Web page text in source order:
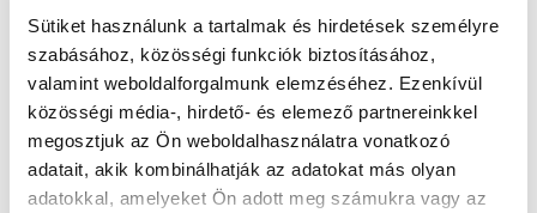
Sütiket használunk a tartalmak és hirdetések személyre
szabásához, közösségi funkciók biztosításához,
valamint weboldalforgalmunk elemzéséhez. Ezenkívül
közösségi média-, hirdető- és elemező partnereinkkel
megosztjuk az Ön weboldalhasználatra vonatkozó
adatait, akik kombinálhatják az adatokat más olyan
adatokkal, amelyeket Ön adott meg számukra vagy az
HORVÁTH DÁVID: „LE A KALAPPAL A
JÁTÉKOSOK ELŐTT” (VIDEÓ)
2023-09-03 09:10:03
Vezetőedzőnk értékelt a DVTK ellen aratott győzelmet
követően.